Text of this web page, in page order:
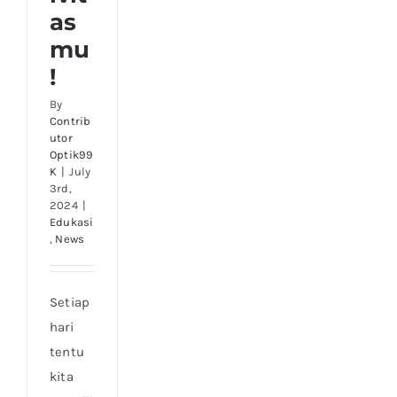
as
mu
!
By
Contrib
utor
Optik99
K | July
3rd,
2024 |
Edukasi
, News
Setiap
hari
tentu
kita